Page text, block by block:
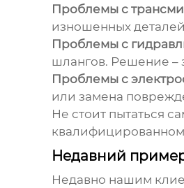
Проблемы с
изношенных
Проблемы с
шлангов. Решение –
Проблемы с
или замена
Не стоит пытаться
Недавний
Недавно нашим